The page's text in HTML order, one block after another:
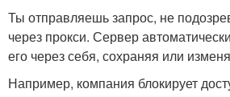
Ты отправляешь запрос, не
через прокси. Сервер
его через себя, сохраняя или
Например, компания блокирует